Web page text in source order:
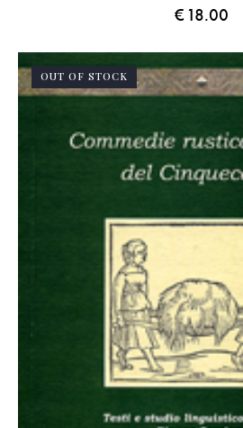
€18.00
OUT OF STOCK